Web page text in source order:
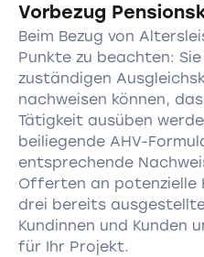
Vorbezug
Beim Bezug von
Punkte zu beachten:
zuständigen
nachweisen können,
Tätigkeit ausüben
beiliegende AHV-
entsprechende
Offerten an potenzielle
drei bereits
Kundinnen und Kunden
für Ihr Projekt.